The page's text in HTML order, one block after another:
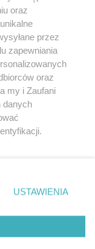
polu
w
użycie lub
prawa,
kary i może być
oraz
przez
zapewniania
oraz
my i Zaufani
danych
prywatności
zgody
się takiemu
tylko
USTAWIENIA